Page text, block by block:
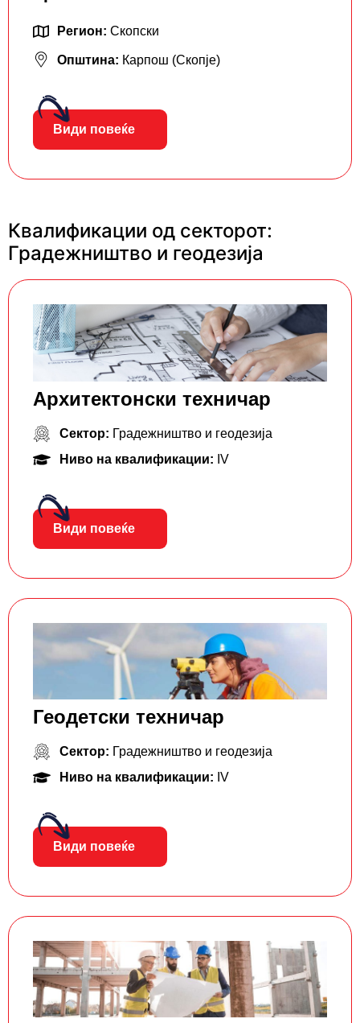
Регион: Скопски
Општина: Карпош (Скопје)
Види повеќе
Квалификации од секторот:
Градежништво и геодезија
Архитектонски техничар
Сектор: Градежништво и геодезија
Ниво на квалификации: IV
Види повеќе
Геодетски техничар
Сектор: Градежништво и геодезија
Ниво на квалификации: IV
Види повеќе